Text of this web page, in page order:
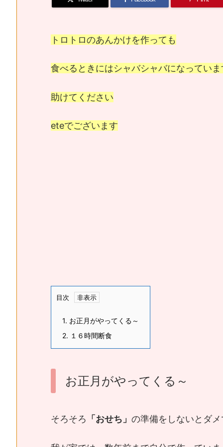
トロトロのあんかけを作っても
食べるときにはシャバシャバになっていま
助けてください
eteでございます
目次
1. お正月がやってくる～
2. １６時間断食
お正月がやってくる～
そろそろ 「おせち」 の準備をしないとダ